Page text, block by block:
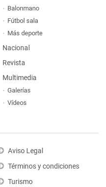
Balonmano
Fútbol sala
Más deporte
Nacional
Revista
Multimedia
Galerías
Vídeos
Aviso Legal
Términos y condiciones
Turismo